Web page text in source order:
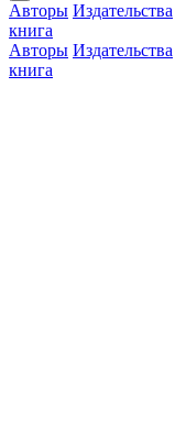
Авторы Издательства
книга
Авторы Издательства
книга